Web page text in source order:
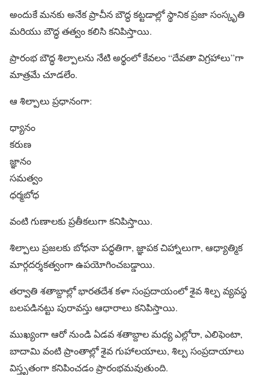
అందుకే మనకు అనేక ప్రాచీన బౌద్ధ కట్టడాల్లో స్థానిక ప్రజా సంస్కృతి
మరియు బౌద్ధ తత్వం కలిసి కనిపిస్తాయి.
ప్రారంభ బౌద్ధ శిల్పాలను నేటి అర్థంలో కేవలం “దేవతా విగ్రహాలు”గా
మాత్రమే చూడలేం.
ఆ శిల్పాలు ప్రధానంగా:
ధ్యానం
కరుణ
జ్ఞానం
సమత్వం
ధర్మబోధ
వంటి గుణాలకు ప్రతీకలుగా కనిపిస్తాయి.
శిల్పాలు ప్రజలకు బోధనా పద్ధతిగా, జ్ఞాపక చిహ్నాలుగా, ఆధ్యాత్మిక
మార్గదర్శకత్వంగా ఉపయోగించబడ్డాయి.
తర్వాతి శతాబ్దాల్లో భారతదేశ కళా సంప్రదాయంలో శైవ శిల్ప వ్యవస్థ
బలపడినట్టు పురావస్తు ఆధారాలు కనిపిస్తాయి.
ముఖ్యంగా ఆరో నుండి ఏడవ శతాబ్దాల మధ్య ఎల్లోరా, ఎలిఫెంటా,
బాదామి వంటి ప్రాంతాల్లో శైవ గుహాలయాలు, శిల్ప సంప్రదాయాలు
విస్తృతంగా కనిపించడం ప్రారంభమవుతుంది.